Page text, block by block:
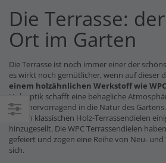
Die Terrasse:
Ort im Garten
Die Terrasse ist noch immer einer der
es wirkt noch gemütlicher, wenn auf dieser
einem holzähnlichen Werkstoff wie WPC
Holzoptik schafft eine behagliche
auch hervorragend in die Natur des
zu den klassischen Holz-Terrassendielen
hinzugesellt. Die WPC Terrassendielen
gefeiert und zogen eine Reihe von Neu-
sich.
Einkaufsoptionen